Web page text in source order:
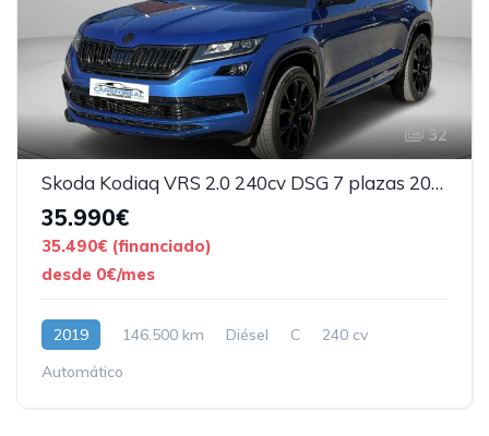
32
Skoda Kodiaq VRS 2.0 240cv DSG 7 plazas 2019
35.990€
35.490€ (financiado)
desde 0€/mes
2019 146.500 km Diésel C
240 cv
Automático